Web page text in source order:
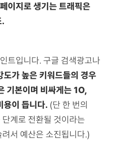
이지로 생기는 트래픽은
.
트입니다. 구글 검색광고나
도가 높은 키워드들의 경우
기본이며 비싸게는 1O,
이 듭니다. (단 한 번의
계로 전환될 것이라는
서 예산은 소진됩니다.)